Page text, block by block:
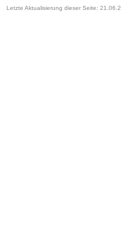
Letzte Aktualisierung dieser Seite: